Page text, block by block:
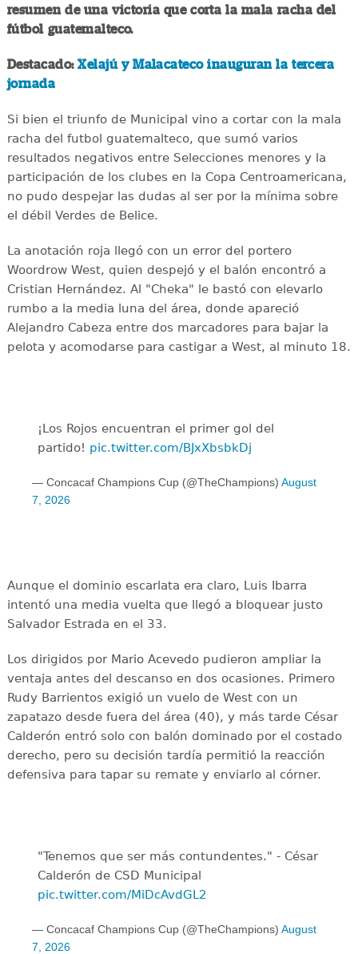
resumen de una victoria que corta la mala racha del
fútbol guatemalteco.
Destacado:Xelajú y Malacateco inauguran la tercera
jornada
Si bien el triunfo de Municipal vino a cortar con la mala
racha del futbol guatemalteco, que sumó varios
resultados negativos entre Selecciones menores y la
participación de los clubes en la Copa Centroamericana,
no pudo despejar las dudas al ser por la mínima sobre
el débil Verdes de Belice.
La anotación roja llegó con un error del portero
Woordrow West, quien despejó y el balón encontró a
Cristian Hernández. Al "Cheka" le bastó con elevarlo
rumbo a la media luna del área, donde apareció
Alejandro Cabeza entre dos marcadores para bajar la
pelota y acomodarse para castigar a West, al minuto 18.
¡Los Rojos encuentran el primer gol del
partido! pic.twitter.com/BJxXbsbkDj
— Concacaf Champions Cup (@TheChampions) August
7, 2026
Aunque el dominio escarlata era claro, Luis Ibarra
intentó una media vuelta que llegó a bloquear justo
Salvador Estrada en el 33.
Los dirigidos por Mario Acevedo pudieron ampliar la
ventaja antes del descanso en dos ocasiones. Primero
Rudy Barrientos exigió un vuelo de West con un
zapatazo desde fuera del área (40), y más tarde César
Calderón entró solo con balón dominado por el costado
derecho, pero su decisión tardía permitió la reacción
defensiva para tapar su remate y enviarlo al córner.
"Tenemos que ser más contundentes." - César
Calderón de CSD Municipal ️
pic.twitter.com/MiDcAvdGL2
— Concacaf Champions Cup (@TheChampions) August
7, 2026